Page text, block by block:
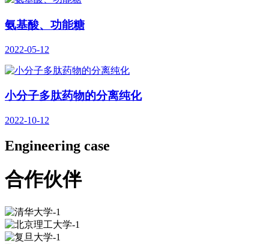
氨基酸、功能糖
2022-05-12
小分子多肽药物的分离纯化
2022-10-12
Engineering case
合作伙伴